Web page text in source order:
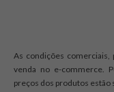
As condições comerciais,
venda no e-commerce.
preços dos produtos estão